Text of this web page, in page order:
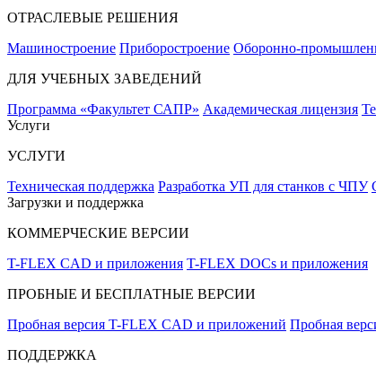
ОТРАСЛЕВЫЕ РЕШЕНИЯ
Машиностроение Приборостроение Оборонно-
ДЛЯ УЧЕБНЫХ ЗАВЕДЕНИЙ
Программа «Факультет САПР» Академическая лицензия
Услуги
УСЛУГИ
Техническая поддержка Разработка УП для станков с ЧПУ
Загрузки и поддержка
КОММЕРЧЕСКИЕ ВЕРСИИ
T-FLEX CAD и приложения T-FLEX DOCs и приложения
ПРОБНЫЕ И БЕСПЛАТНЫЕ ВЕРСИИ
Пробная версия T-FLEX CAD и приложений Пробная
ПОДДЕРЖКА